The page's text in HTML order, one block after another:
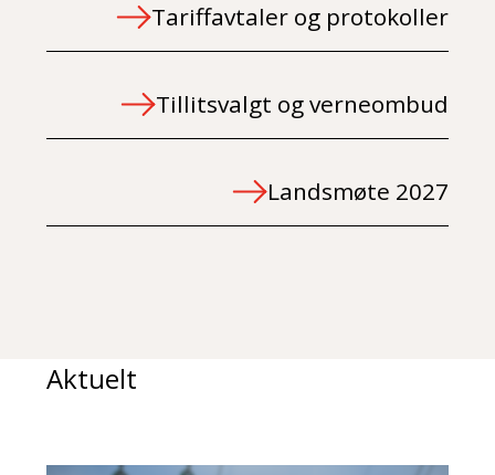
Tariffavtaler og protokoller
Tillitsvalgt og verneombud
Landsmøte 2027
Aktuelt